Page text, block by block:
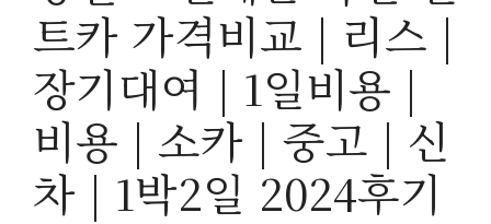
트카 가격비교 | 리스 |
장기대여 | 1일비용 |
비용 | 소카 | 중고 | 신
차 | 1박2일 2024후기